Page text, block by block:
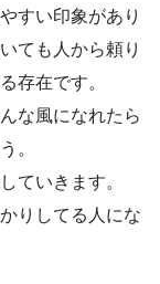
すい印象があり
ても人から頼り
存在です。
な風になれたら
。
ていきます。
りしてる人にな